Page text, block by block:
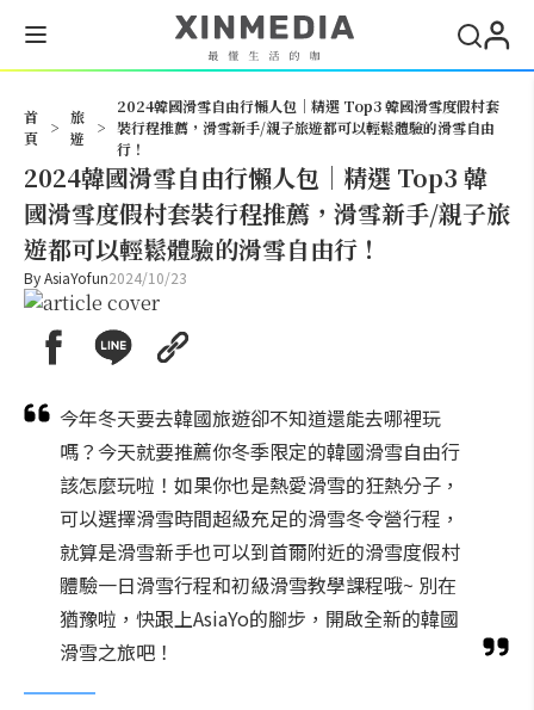
首
頁
>
旅
遊
>
2024韓國滑雪自由行懶人包｜精選 Top3 韓國滑雪度假村套
裝行程推薦，滑雪新手/親子旅遊都可以輕鬆體驗的滑雪自由
行！
2024韓國滑雪自由行懶人包｜精選 Top3 韓
國滑雪度假村套裝行程推薦，滑雪新手/親子旅
遊都可以輕鬆體驗的滑雪自由行！
ByAsiaYofun2024/10/23
今年冬天要去韓國旅遊卻不知道還能去哪裡玩
嗎？今天就要推薦你冬季限定的韓國滑雪自由行
該怎麼玩啦！如果你也是熱愛滑雪的狂熱分子，
可以選擇滑雪時間超級充足的滑雪冬令營行程，
就算是滑雪新手也可以到首爾附近的滑雪度假村
體驗一日滑雪行程和初級滑雪教學課程哦~ 別在
猶豫啦，快跟上AsiaYo的腳步，開啟全新的韓國
滑雪之旅吧！